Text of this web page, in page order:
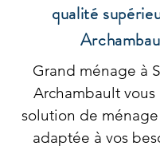
qualité
Grand ménage à
Archambault
solution de
adaptée à vos